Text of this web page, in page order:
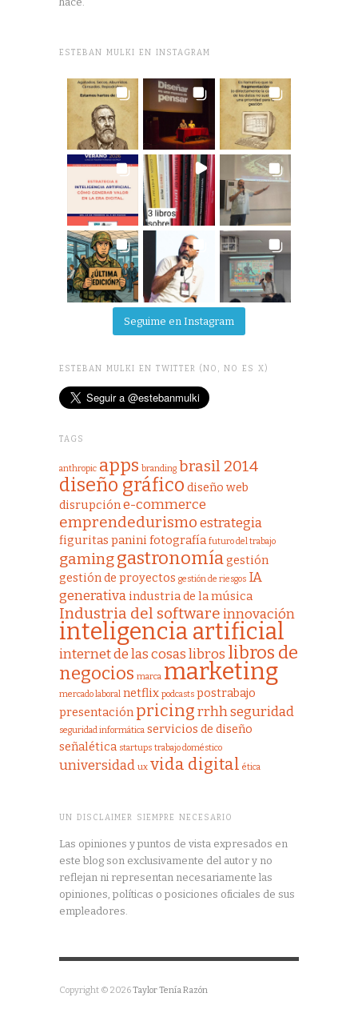
ESTEBAN MULKI EN INSTAGRAM
Seguime en Instagram
ESTEBAN MULKI EN TWITTER (NO, NO ES X)
TAGS
anthropic apps branding brasil 2014
diseño gráfico diseño web
disrupcióne-commerce
emprendedurismoestrategia
figuritas panini fotografía futuro del trabajo
gaminggastronomíagestión
gestión de proyectos gestión de riesgos IA
generativa industria de la música
Industria del softwareinnovación
inteligencia artificial
internet de las cosaslibros libros de
negocios marca marketing
mercado laboral netflix podcasts postrabajo
presentación pricingrrhhseguridad
seguridad informática servicios de diseño
señalética startups trabajo doméstico
universidad ux vida digital ética
UN DISCLAIMER SIEMPRE NECESARIO
Las opiniones y puntos de vista expresados en
este blog son exclusivamente del autor y no
reflejan ni representan necesariamente las
opiniones, políticas o posiciones oficiales de sus
empleadores.
Copyright © 2026Taylor Tenía Razón